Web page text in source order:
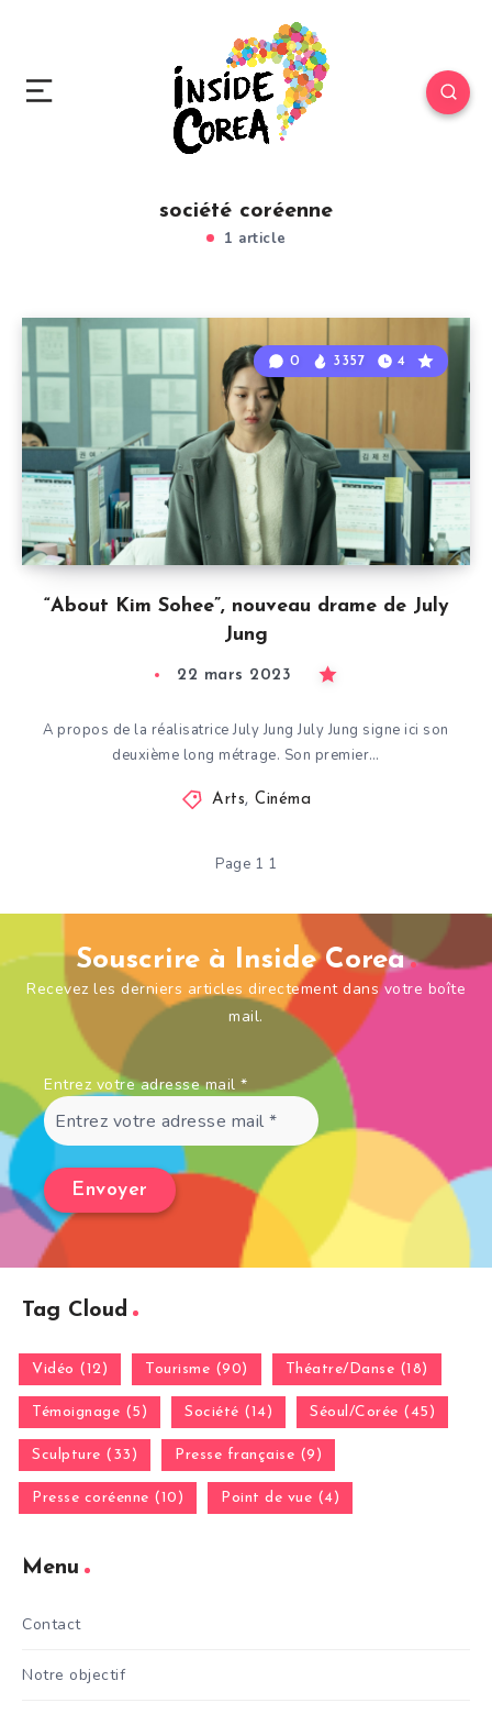
société coréenne
1 article
“About Kim Sohee”, nouveau drame de July
Jung
0 3357 4
22 mars 2023
A propos de la réalisatrice July Jung July Jung signe ici son
deuxième long métrage. Son premier…
Arts,Cinéma
Page 1 1
Souscrire à Inside Corea
Recevez les derniers articles directement dans votre boîte
mail.
Entrez votre adresse mail *
Tag Cloud
Vidéo (12) Tourisme (90) Théatre/Danse (18)
Témoignage (5) Société (14) Séoul/Corée (45)
Sculpture (33) Presse française (9)
Presse coréenne (10) Point de vue (4)
Menu
Contact
Notre objectif